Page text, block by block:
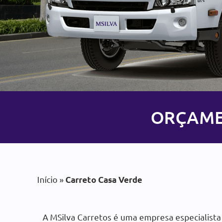
Transportes
Início »Carreto Casa Verde
A MSilva Carretos é uma empresa